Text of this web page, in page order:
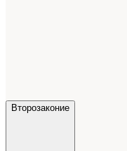
Второзаконие